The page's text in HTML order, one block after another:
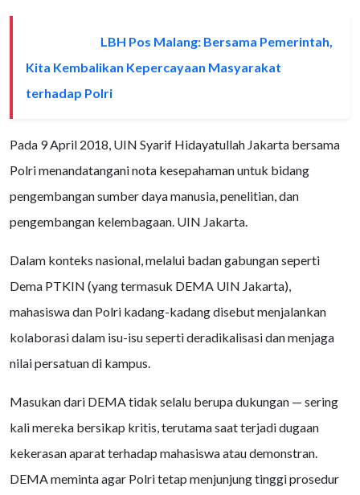
LBH Pos Malang: Bersama Pemerintah,
Kita Kembalikan Kepercayaan Masyarakat
terhadap Polri
Pada 9 April 2018, UIN Syarif Hidayatullah Jakarta bersama
Polri menandatangani nota kesepahaman untuk bidang
pengembangan sumber daya manusia, penelitian, dan
pengembangan kelembagaan. UIN Jakarta.
Dalam konteks nasional, melalui badan gabungan seperti
Dema PTKIN (yang termasuk DEMA UIN Jakarta),
mahasiswa dan Polri kadang-kadang disebut menjalankan
kolaborasi dalam isu-isu seperti deradikalisasi dan menjaga
nilai persatuan di kampus.
Masukan dari DEMA tidak selalu berupa dukungan — sering
kali mereka bersikap kritis, terutama saat terjadi dugaan
kekerasan aparat terhadap mahasiswa atau demonstran.
DEMA meminta agar Polri tetap menjunjung tinggi prosedur